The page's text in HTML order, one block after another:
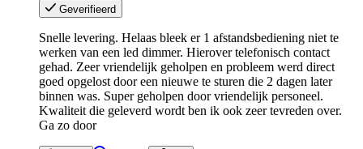
Geverifieerd
Snelle levering. Helaas bleek er 1 afstandsbediening niet te
werken van een led dimmer. Hierover telefonisch contact
gehad. Zeer vriendelijk geholpen en probleem werd direct
goed opgelost door een nieuwe te sturen die 2 dagen later
binnen was. Super geholpen door vriendelijk personeel.
Kwaliteit die geleverd wordt ben ik ook zeer tevreden over.
Ga zo door